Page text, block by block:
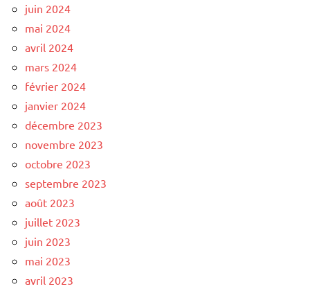
juin 2024
mai 2024
avril 2024
mars 2024
février 2024
janvier 2024
décembre 2023
novembre 2023
octobre 2023
septembre 2023
août 2023
juillet 2023
juin 2023
mai 2023
avril 2023